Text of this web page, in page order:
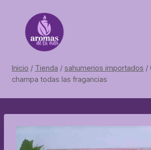
contenido
Inicio / Tienda / sahumerios importados /
champa todas las fragancias